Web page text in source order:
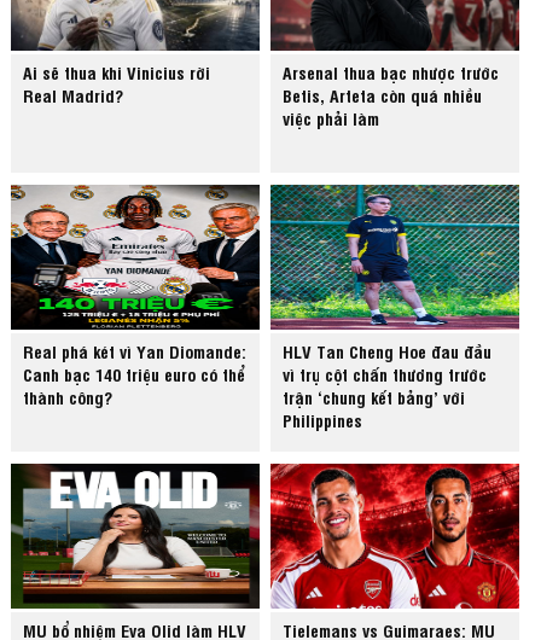
Ai sẽ thua khi Vinicius rời
Real Madrid?
Arsenal thua bạc nhược trước
Betis, Arteta còn quá nhiều
việc phải làm
Real phá két vì Yan Diomande:
Canh bạc 140 triệu euro có thể
thành công?
HLV Tan Cheng Hoe đau đầu
vì trụ cột chấn thương trước
trận ‘chung kết bảng’ với
Philippines
MU bổ nhiệm Eva Olid làm HLV
Tielemans vs Guimaraes: MU